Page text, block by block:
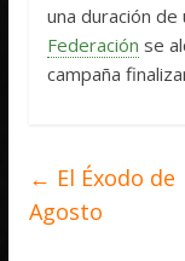
una duración
Federación se
campaña
← El Éxodo de
Agosto